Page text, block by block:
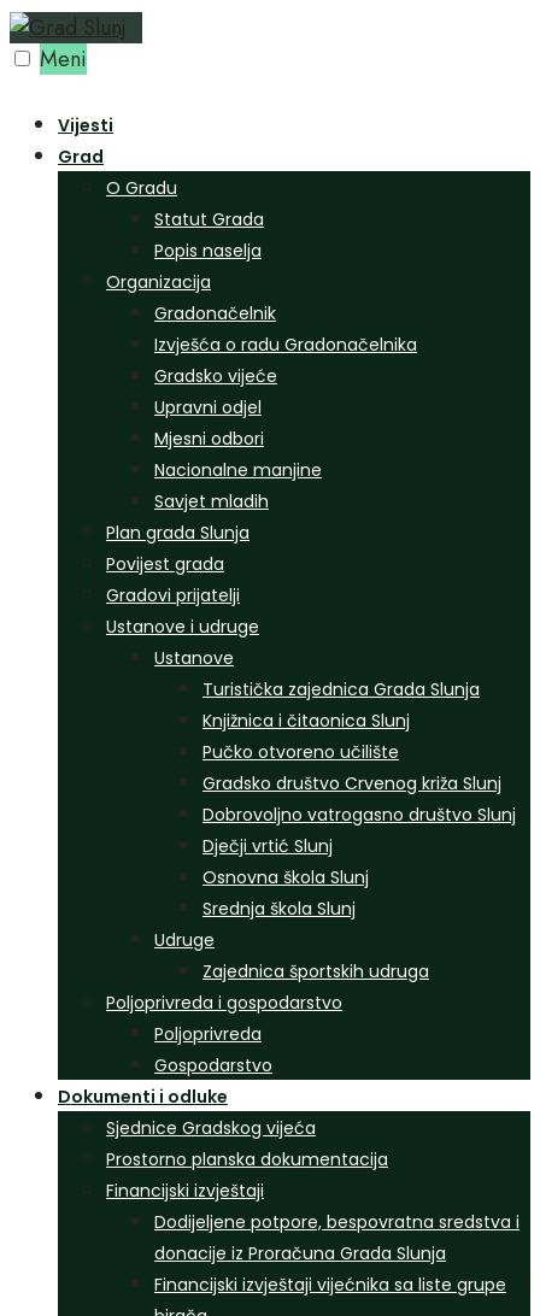
Preskoči
na Meni
Vijesti
Grad
O Gradu
Statut Grada
Popis naselja
Organizacija
Gradonačelnik
Izvješća o radu Gradonačelnika
Gradsko vijeće
Upravni odjel
Mjesni odbori
Nacionalne manjine
Savjet mladih
Plan grada Slunja
Povijest grada
Gradovi prijatelji
Ustanove i udruge
Ustanove
Turistička zajednica Grada Slunja
Knjižnica i čitaonica Slunj
Pučko otvoreno učilište
Gradsko društvo Crvenog križa Slunj
Dobrovoljno vatrogasno društvo Slunj
Dječji vrtić Slunj
Osnovna škola Slunj
Srednja škola Slunj
Udruge
Zajednica športskih udruga
Poljoprivreda i gospodarstvo
Poljoprivreda
Gospodarstvo
Dokumenti i odluke
Sjednice Gradskog vijeća
Prostorno planska dokumentacija
Financijski izvještaji
Dodijeljene potpore, bespovratna sredstva i
donacije iz Proračuna Grada Slunja
Financijski izvještaji vijećnika sa liste grupe